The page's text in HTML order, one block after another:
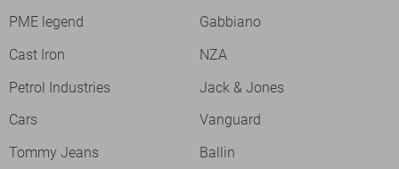
PME legend
Gabbiano
Cast Iron
NZA
Petrol Industries
Jack & Jones
Cars
Vanguard
Tommy Jeans
Ballin